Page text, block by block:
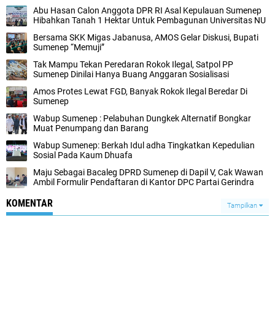
Abu Hasan Calon Anggota DPR RI Asal Kepulauan Sumenep
Hibahkan Tanah 1 Hektar Untuk Pembagunan Universitas NU
Bersama SKK Migas Jabanusa, AMOS Gelar Diskusi, Bupati
Sumenep “Memuji”
Tak Mampu Tekan Peredaran Rokok Ilegal, Satpol PP
Sumenep Dinilai Hanya Buang Anggaran Sosialisasi
Amos Protes Lewat FGD, Banyak Rokok Ilegal Beredar Di
Sumenep
Wabup Sumenep : Pelabuhan Dungkek Alternatif Bongkar
Muat Penumpang dan Barang
Wabup Sumenep: Berkah Idul adha Tingkatkan Kepedulian
Sosial Pada Kaum Dhuafa
Maju Sebagai Bacaleg DPRD Sumenep di Dapil V, Cak Wawan
Ambil Formulir Pendaftaran di Kantor DPC Partai Gerindra
KOMENTAR Tampilkan